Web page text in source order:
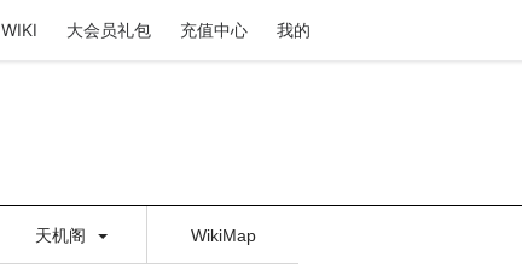
WIKI 大会员礼包 充值中心 我的
天机阁 WikiMap